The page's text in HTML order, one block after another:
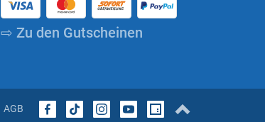
⇨ Zu den Gutscheinen
AGB